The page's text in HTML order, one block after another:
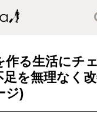
作る生活にチ
足を無理なく
ジ)